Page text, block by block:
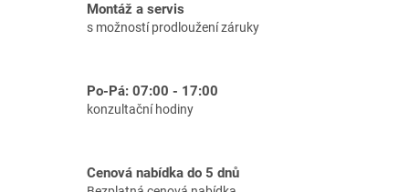
Montáž a servis
s možností prodloužení záruky
Po-Pá: 07:00 - 17:00
konzultační hodiny
Cenová nabídka do 5 dnů